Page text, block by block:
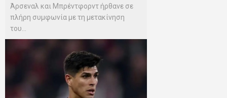
Άρσεναλ και Μπρέντφορντ ήρθανε σε
πλήρη συμφωνία με τη μετακίνηση
του...